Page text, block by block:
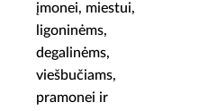
įmonei, miestui,
ligoninėms,
degalinėms,
viešbučiams,
pramonei ir